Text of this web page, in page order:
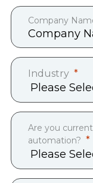
Company
Industry
Are you
automation?